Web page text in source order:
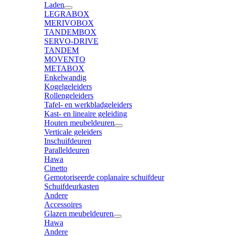
Laden
LEGRABOX
MERIVOBOX
TANDEMBOX
SERVO-DRIVE
TANDEM
MOVENTO
METABOX
Enkelwandig
Kogelgeleiders
Rollengeleiders
Tafel- en werkbladgeleiders
Kast- en lineaire geleiding
Houten meubeldeuren
Verticale geleiders
Inschuifdeuren
Paralleldeuren
Hawa
Cinetto
Gemotoriseerde coplanaire schuifdeur
Schuifdeurkasten
Andere
Accessoires
Glazen meubeldeuren
Hawa
Andere